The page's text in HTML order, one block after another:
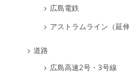
広島電鉄
アストラムライン（延
道路
広島高速2号・3号線